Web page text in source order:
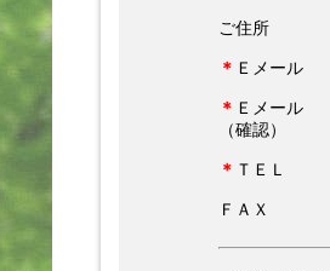
ご住所
＊ Ｅメール
＊ Ｅメール
（確認）
＊ ＴＥＬ
ＦＡＸ